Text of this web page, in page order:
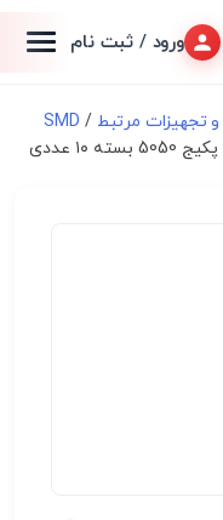
ورود / ثبت نام
/
SMD